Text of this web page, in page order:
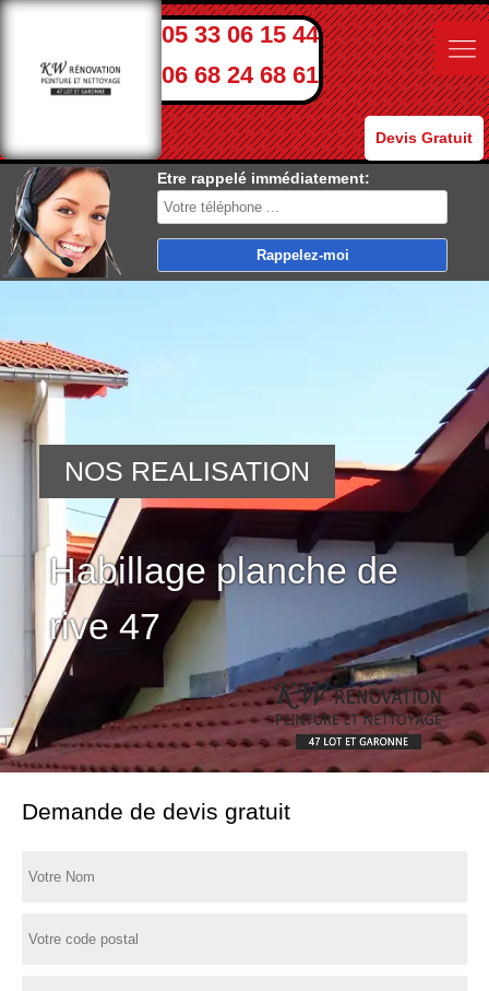
05 33 06 15 44
06 68 24 68 61
Devis Gratuit
Etre rappelé immédiatement:
Habillage planche de
rive 47
NOS REALISATION
Demande de devis gratuit